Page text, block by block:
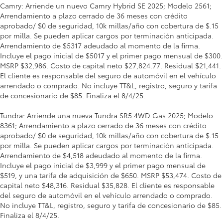
Camry: Arriende un nuevo Camry Hybrid SE 2025; Modelo 2561;
Arrendamiento a plazo cerrado de 36 meses con crédito
aprobado/ $0 de seguridad, 10k millas/año con cobertura de $.15
por milla. Se pueden aplicar cargos por terminación anticipada.
Arrendamiento de $5317 adeudado al momento de la firma.
Incluye el pago inicial de $5017 y el primer pago mensual de $300.
MSRP $32,986. Costo de capital neto $27,824.77. Residual $21,441.
El cliente es responsable del seguro de automóvil en el vehículo
arrendado o comprado. No incluye TT&L, registro, seguro y tarifa
de concesionario de $85. Finaliza el 8/4/25.
Tundra: Arriende una nueva Tundra SR5 4WD Gas 2025; Modelo
8361; Arrendamiento a plazo cerrado de 36 meses con crédito
aprobado/ $0 de seguridad, 10k millas/año con cobertura de $.15
por milla. Se pueden aplicar cargos por terminación anticipada.
Arrendamiento de $4,518 adeudado al momento de la firma.
Incluye el pago inicial de $3,999 y el primer pago mensual de
$519, y una tarifa de adquisición de $650. MSRP $53,474. Costo de
capital neto $48,316. Residual $35,828. El cliente es responsable
del seguro de automóvil en el vehículo arrendado o comprado.
No incluye TT&L, registro, seguro y tarifa de concesionario de $85.
Finaliza el 8/4/25.